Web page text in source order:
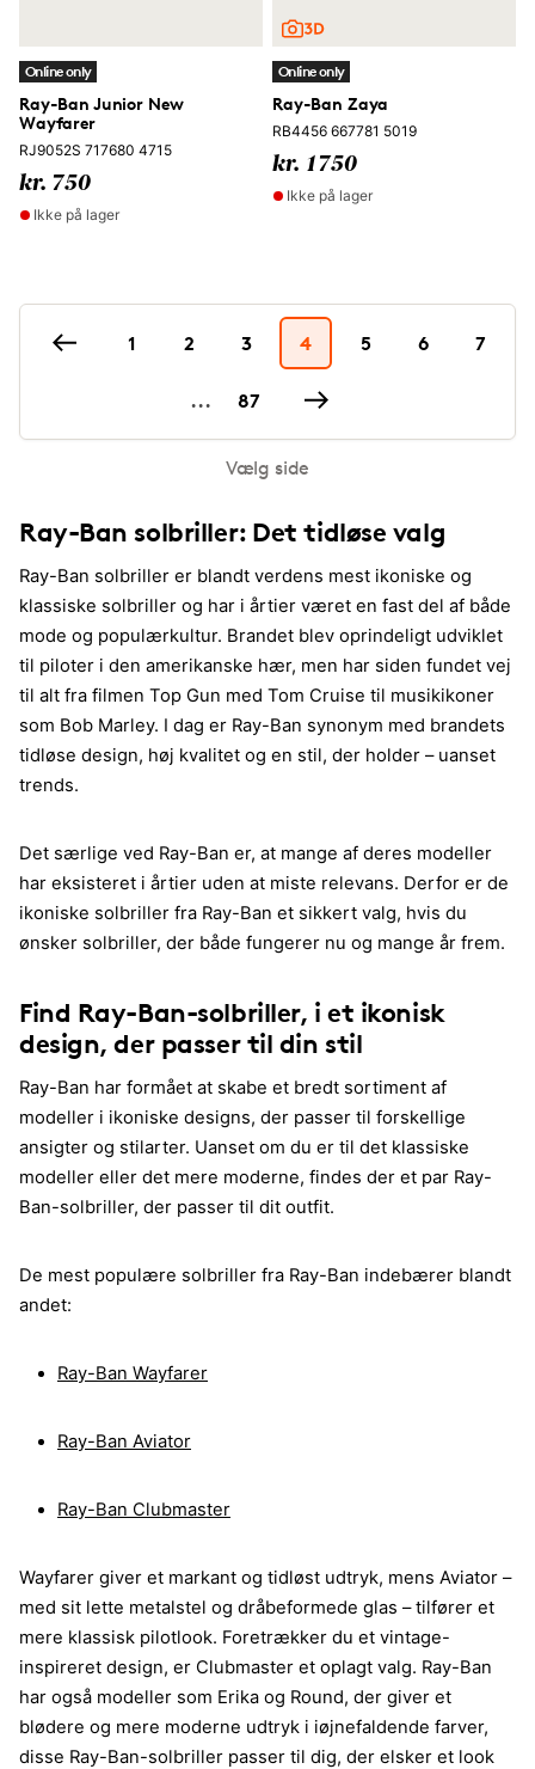
Online only
Ray-Ban Junior New
Wayfarer
RJ9052S 717680 4715
kr. 750
Ikke på lager
Online only
Ray-Ban Zaya
RB4456 667781 5019
kr. 1750
Ikke på lager
1 2 3 4 5 6 7
... 87
Vælg side
Ray-Ban solbriller: Det tidløse valg
Ray-Ban solbriller er blandt verdens mest ikoniske og
klassiske solbriller og har i årtier været en fast del af både
mode og populærkultur. Brandet blev oprindeligt udviklet
til piloter i den amerikanske hær, men har siden fundet vej
til alt fra filmen Top Gun med Tom Cruise til musikikoner
som Bob Marley. I dag er Ray-Ban synonym med brandets
tidløse design, høj kvalitet og en stil, der holder – uanset
trends.
Det særlige ved Ray-Ban er, at mange af deres modeller
har eksisteret i årtier uden at miste relevans. Derfor er de
ikoniske solbriller fra Ray-Ban et sikkert valg, hvis du
ønsker solbriller, der både fungerer nu og mange år frem.
Find Ray-Ban-solbriller, i et ikonisk
design, der passer til din stil
Ray-Ban har formået at skabe et bredt sortiment af
modeller i ikoniske designs, der passer til forskellige
ansigter og stilarter. Uanset om du er til det klassiske
modeller eller det mere moderne, findes der et par Ray-
Ban-solbriller, der passer til dit outfit.
De mest populære solbriller fra Ray-Ban indebærer blandt
andet:
Ray-Ban Wayfarer
Ray-Ban Aviator
Ray-Ban Clubmaster
Wayfarer giver et markant og tidløst udtryk, mens Aviator –
med sit lette metalstel og dråbeformede glas – tilfører et
mere klassisk pilotlook. Foretrækker du et vintage-
inspireret design, er Clubmaster et oplagt valg. Ray-Ban
har også modeller som Erika og Round, der giver et
blødere og mere moderne udtryk i iøjnefaldende farver,
disse Ray-Ban-solbriller passer til dig, der elsker et look